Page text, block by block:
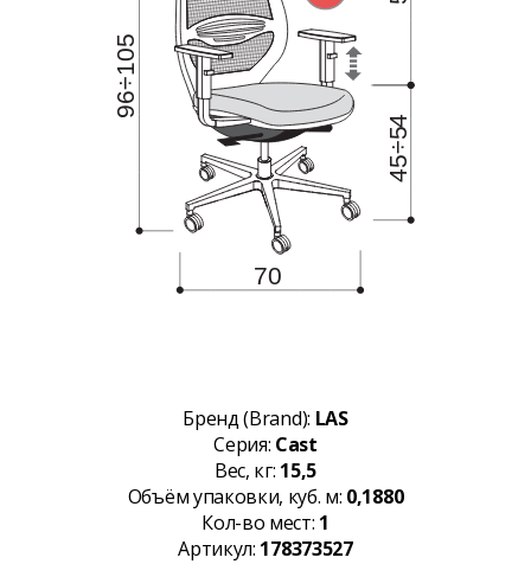
Бренд (Brand): LAS
Серия: Cast
Вес, кг: 15,5
Объём упаковки, куб. м: 0,1880
Кол-во мест: 1
Артикул: 178373527